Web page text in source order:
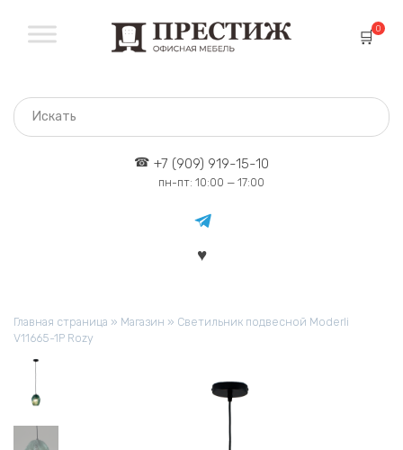
содержанию
0
+7 (909) 919-15-10
пн-пт: 10:00 — 17:00
Главная страница » Магазин » Светильник подвесной Moderli
V11665-1P Rozy